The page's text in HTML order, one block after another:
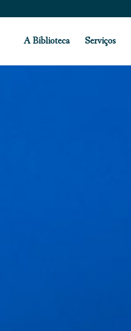
A Biblioteca Serviços